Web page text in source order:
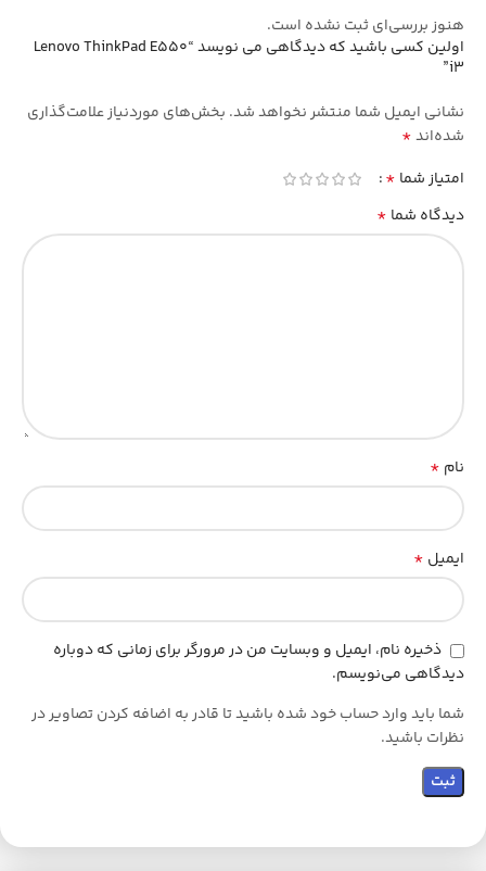
هنوز بررسی‌ای ثبت نشده است.
اولین کسی باشید که دیدگاهی می نویسد “Lenovo ThinkPad E550
i3”
نشانی ایمیل شما منتشر نخواهد شد. بخش‌های موردنیاز علامت‌گذاری
شده‌اند*
امتیاز شما *
دیدگاه شما *
نام *
ایمیل *
ذخیره نام، ایمیل و وبسایت من در مرورگر برای زمانی که دوباره
دیدگاهی می‌نویسم.
شما باید وارد حساب خود شده باشید تا قادر به اضافه کردن تصاویر در
نظرات باشید.